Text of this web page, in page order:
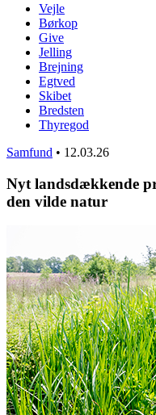
Vejle
Børkop
Give
Jelling
Brejning
Egtved
Skibet
Bredsten
Thyregod
Samfund • 12.03.26
Nyt landsdækkende
den vilde natur